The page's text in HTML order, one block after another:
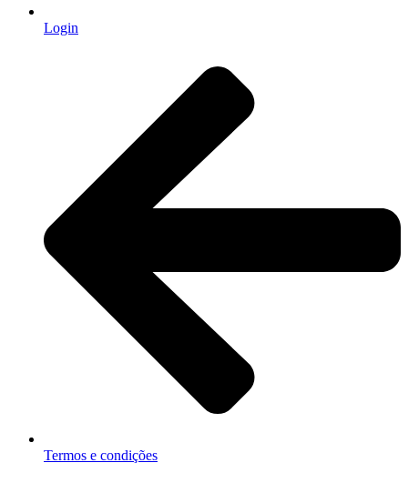
Login
Termos e condições